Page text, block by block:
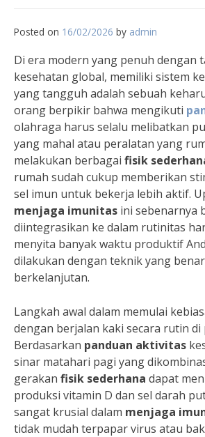
Posted on 16/02/2026 by admin
Di era modern yang penuh dengan
kesehatan global, memiliki sistem
yang tangguh adalah sebuah
orang berpikir bahwa mengikuti
olahraga harus selalu melibatkan
yang mahal atau peralatan yang
melakukan berbagai fisik
rumah sudah cukup memberikan
sel imun untuk bekerja lebih aktif.
menjaga imunitas ini sebenarnya
diintegrasikan ke dalam rutinitas
menyita banyak waktu produktif
dilakukan dengan teknik yang
berkelanjutan.
Langkah awal dalam memulai
dengan berjalan kaki secara rutin di
Berdasarkan panduan aktivitas
sinar matahari pagi yang
gerakan fisik sederhana dapat
produksi vitamin D dan sel darah
sangat krusial dalam menjaga
tidak mudah terpapar virus atau